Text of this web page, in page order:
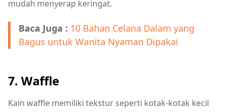
mudah menyerap keringat.
Baca Juga : 10 Bahan Celana Dalam yang
Bagus untuk Wanita Nyaman Dipakai
7. Waffle
Kain waffle memiliki tekstur seperti kotak-kotak kecil